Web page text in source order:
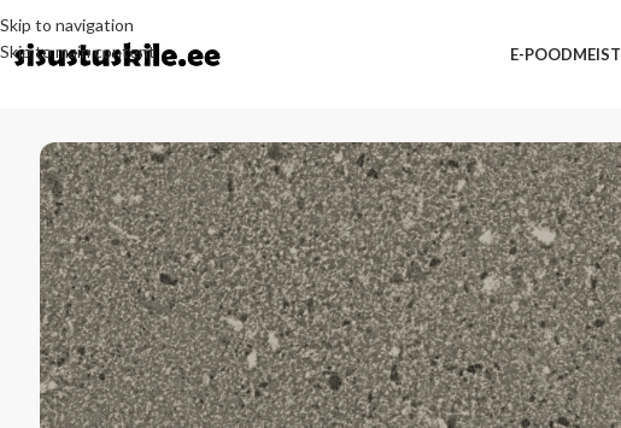
Skip to navigation
Skip to main content
E-POODMEIST